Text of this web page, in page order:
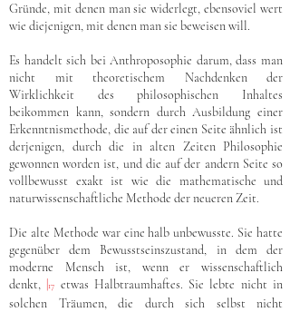
Gründe, mit denen man sie widerlegt, ebensoviel wert
wie diejenigen, mit denen man sie beweisen will.
Es handelt sich bei Anthroposophie darum, dass man
nicht mit theoretischem Nachdenken der
Wirklichkeit des philosophischen Inhaltes
beikommen kann, sondern durch Ausbildung einer
Erkenntnismethode, die auf der einen Seite ähnlich ist
derjenigen, durch die in alten Zeiten Philosophie
gewonnen worden ist, und die auf der andern Seite so
vollbewusst exakt ist wie die mathematische und
naturwissenschaftliche Methode der neueren Zeit.
Die alte Methode war eine halb unbewusste. Sie hatte
gegenüber dem Bewusstseinszustand, in dem der
moderne Mensch ist, wenn er wissenschaftlich
denkt,
17 etwas Halbtraumhaftes. Sie lebte nicht in
solchen Träumen, die durch sich selbst nicht